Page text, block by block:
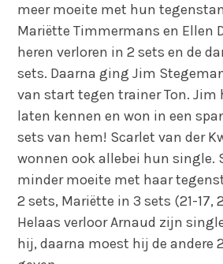
meer moeite met hun
Mariëtte Timmermans en Ellen
heren verloren in 2 sets en de
sets. Daarna ging Jim
van start tegen trainer Ton. Jim
laten kennen en won in een
sets van hem! Scarlet van der
wonnen ook allebei hun single.
minder moeite met haar
2 sets, Mariëtte in 3 sets (21-17,
Helaas verloor Arnaud zijn
hij, daarna moest hij de andere